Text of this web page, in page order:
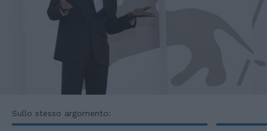
Sullo stesso argomento: